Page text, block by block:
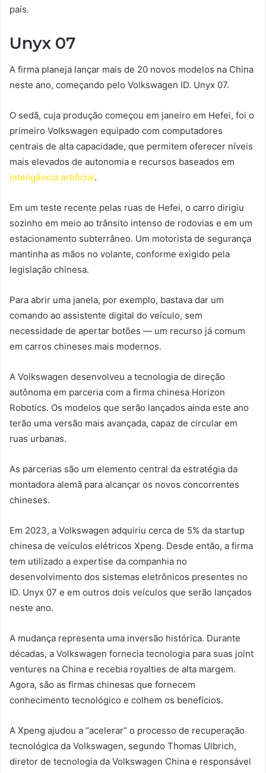
país.
Unyx 07
A firma planeja lançar mais de 20 novos modelos na China
neste ano, começando pelo Volkswagen ID. Unyx 07.
O sedã, cuja produção começou em janeiro em Hefei, foi o
primeiro Volkswagen equipado com computadores
centrais de alta capacidade, que permitem oferecer níveis
mais elevados de autonomia e recursos baseados em
inteligência artificial.
Em um teste recente pelas ruas de Hefei, o carro dirigiu
sozinho em meio ao trânsito intenso de rodovias e em um
estacionamento subterrâneo. Um motorista de segurança
mantinha as mãos no volante, conforme exigido pela
legislação chinesa.
Para abrir uma janela, por exemplo, bastava dar um
comando ao assistente digital do veículo, sem
necessidade de apertar botões — um recurso já comum
em carros chineses mais modernos.
A Volkswagen desenvolveu a tecnologia de direção
autônoma em parceria com a firma chinesa Horizon
Robotics. Os modelos que serão lançados ainda este ano
terão uma versão mais avançada, capaz de circular em
ruas urbanas.
As parcerias são um elemento central da estratégia da
montadora alemã para alcançar os novos concorrentes
chineses.
Em 2023, a Volkswagen adquiriu cerca de 5% da startup
chinesa de veículos elétricos Xpeng. Desde então, a firma
tem utilizado a expertise da companhia no
desenvolvimento dos sistemas eletrônicos presentes no
ID. Unyx 07 e em outros dois veículos que serão lançados
neste ano.
A mudança representa uma inversão histórica. Durante
décadas, a Volkswagen fornecia tecnologia para suas joint
ventures na China e recebia royalties de alta margem.
Agora, são as firmas chinesas que fornecem
conhecimento tecnológico e colhem os benefícios.
A Xpeng ajudou a “acelerar” o processo de recuperação
tecnológica da Volkswagen, segundo Thomas Ulbrich,
diretor de tecnologia da Volkswagen China e responsável